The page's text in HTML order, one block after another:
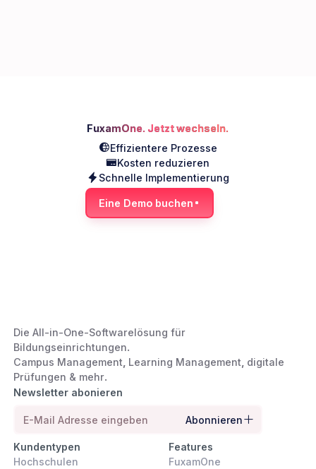
FuxamOne. Jetzt wechseln.
Effizientere Prozesse
Kosten reduzieren
Schnelle Implementierung
Eine Demo buchen
Die All-in-One-Softwarelösung für
Bildungseinrichtungen.
Campus Management Learning Management digitale
Prüfungen & mehr.
Newsletter abonieren
Abonnieren
Kundentypen
Hochschulen
Features
FuxamOne